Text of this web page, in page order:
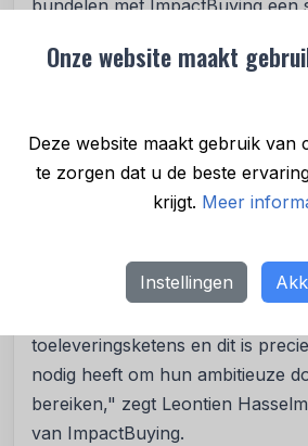
Onze website maakt
Deze website maakt gebruik van
te zorgen dat u de beste
krijgt. Meer
Instellingen
bundelen met ImpactBuying een
die betrokken is bij onze
Officer bij Domino's.
"We zijn vereerd om als B-Corp
wereld en Domino's te
naar duurzame pizza's. Wij
toeleveringsketens en dit is
nodig heeft om hun ambitieuze
bereiken," zegt Leontien
van ImpactBuying.